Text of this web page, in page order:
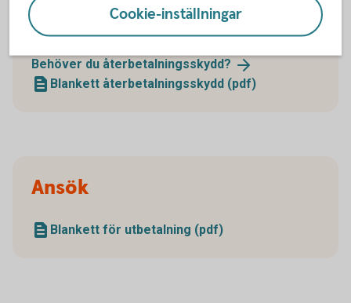
Återbetalningsskydd
Behöver du återbetalningsskydd?
Blankett återbetalningsskydd (pdf)
Ansök
Blankett för utbetalning (pdf)
Cookie-inställningar